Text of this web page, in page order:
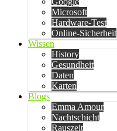
Microsoft
Hardware-Test
Online-Sicherheit
Wissen
History
Gesundheit
Daten
Karten
Blogs
Emma Amour
Nachtschicht
Rauszeit